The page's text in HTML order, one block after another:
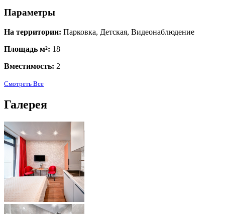
Параметры
На территории: Парковка, Детская, Видеонаблюдение
Площадь м²: 18
Вместимость: 2
Смотреть Все
Галерея